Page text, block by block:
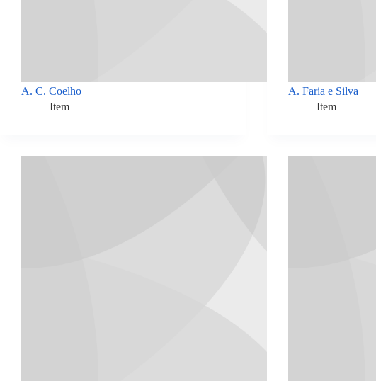
A. C. Coelho
Item
A. Faria e Silva
Item